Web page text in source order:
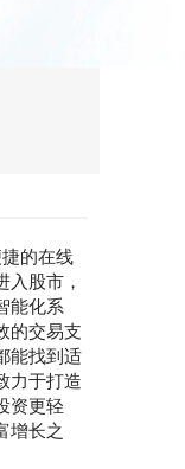
的在线
股市，
能化系
的交易支
能找到适
力于打造
资更轻
增长之